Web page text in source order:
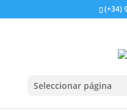
(+34)
Seleccionar página